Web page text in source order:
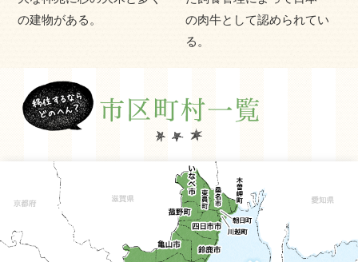
三重県の移住関連情報を掲載している「美し国みえ 移住
ポータルサイト」はこちらから。
の建物がある。
の肉牛として認められてい
る。